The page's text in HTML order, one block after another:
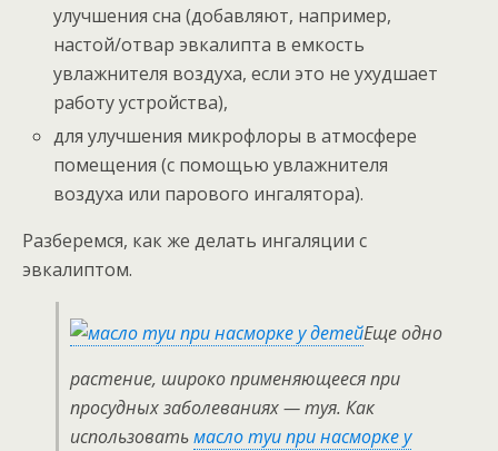
улучшения сна (добавляют, например,
настой/отвар эвкалипта в емкость
увлажнителя воздуха, если это не ухудшает
работу устройства),
для улучшения микрофлоры в атмосфере
помещения (с помощью увлажнителя
воздуха или парового ингалятора).
Разберемся, как же делать ингаляции с
эвкалиптом.
Еще одно
растение, широко применяющееся при
просудных заболеваниях — туя. Как
использоватьмасло туи при насморке у